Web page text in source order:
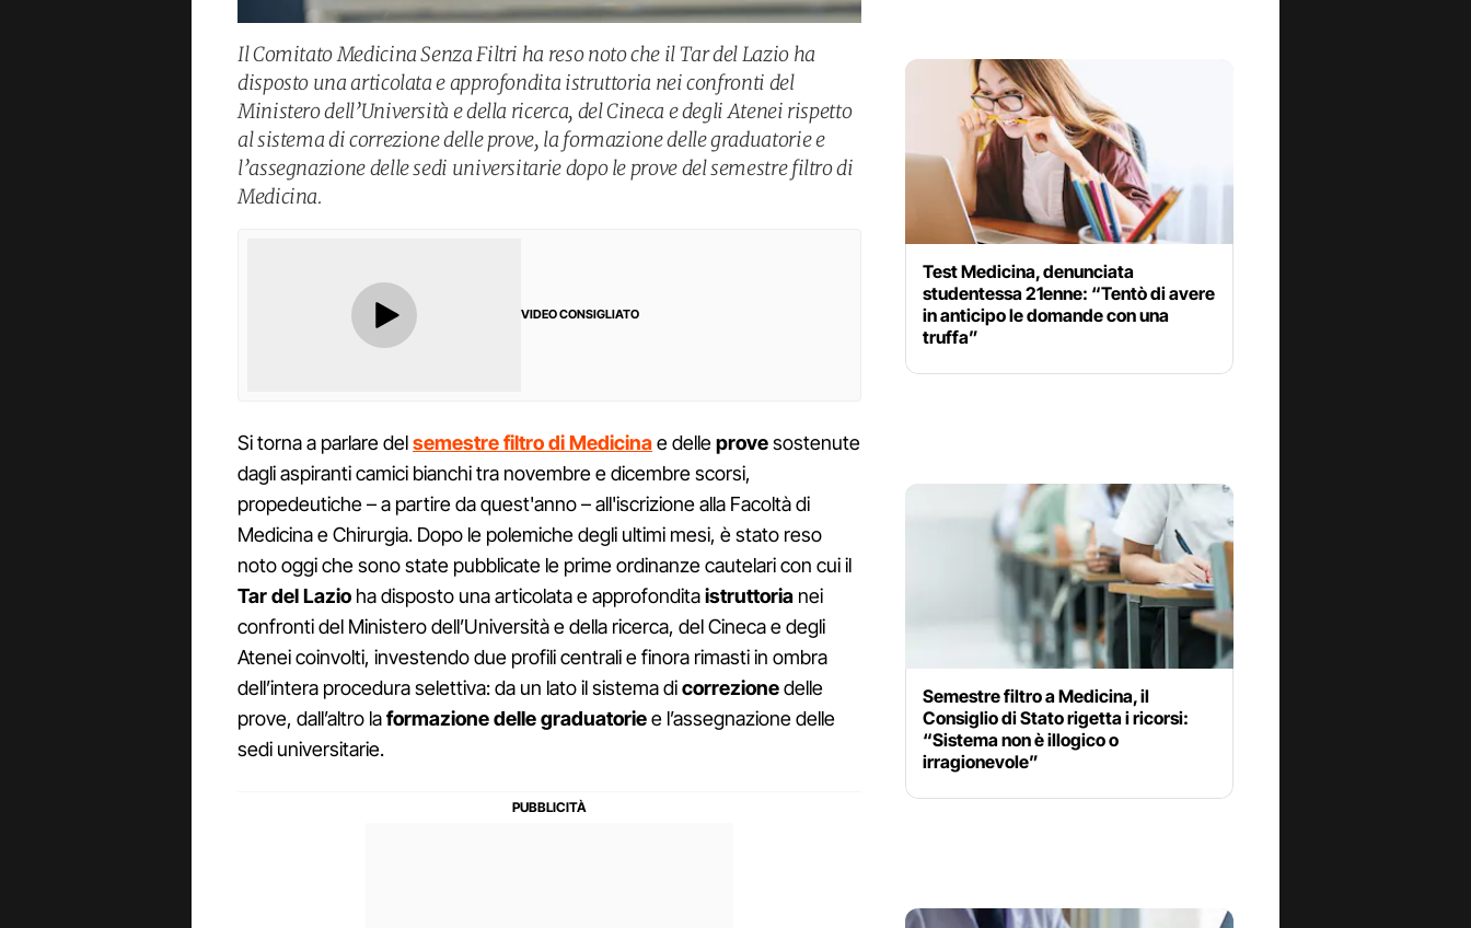
Il Comitato Medicina Senza Filtri ha reso noto che il Tar del Lazio ha
disposto una articolata e approfondita istruttoria nei confronti del
Ministero dell’Università e della ricerca, del Cineca e degli Atenei rispetto
al sistema di correzione delle prove, la formazione delle graduatorie e
l’assegnazione delle sedi universitarie dopo le prove del semestre filtro di
Medicina.
VIDEO CONSIGLIATO
Si torna a parlare delsemestre filtro di Medicinae delleprovesostenute
dagli aspiranti camici bianchi tra novembre e dicembre scorsi,
propedeutiche – a partire da quest'anno – all'iscrizione alla Facoltà di
Medicina e Chirurgia. Dopo le polemiche degli ultimi mesi, è stato reso
noto oggi che sono state pubblicate le prime ordinanze cautelari con cui il
TardelLazio ha disposto una articolata e approfonditaistruttoria nei
confronti del Ministero dell’Università e della ricerca, del Cineca e degli
Atenei coinvolti, investendo due profili centrali e finora rimasti in ombra
dell’intera procedura selettiva: da un lato il sistema dicorrezionedelle
prove, dall’altro laformazione delle graduatoriee l’assegnazione delle
sedi universitarie.
Test Medicina, denunciata
studentessa 21enne: “Tentò di avere
in anticipo le domande con una
truffa”
Semestre filtro a Medicina, il
Consiglio di Stato rigetta i ricorsi:
“Sistema non è illogico o
irragionevole”